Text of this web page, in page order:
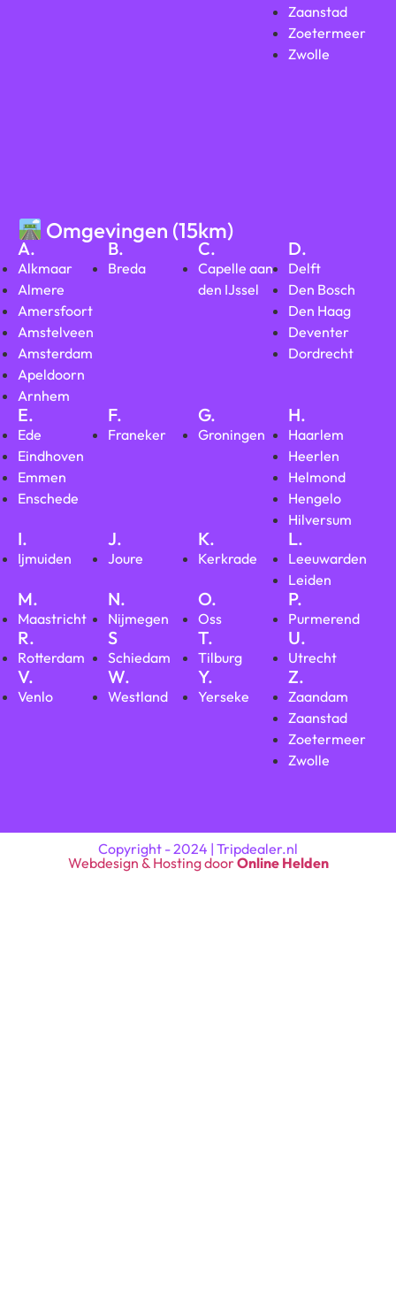
Zaanstad
Zoetermeer
Zwolle
Omgevingen (15km)
A.
Alkmaar
Almere
Amersfoort
Amstelveen
Amsterdam
Apeldoorn
Arnhem
B.
Breda
C.
Capelle aan
den IJssel
D.
Delft
Den Bosch
Den Haag
Deventer
Dordrecht
E.
Ede
Eindhoven
Emmen
Enschede
F.
Franeker
G.
Groningen
H.
Haarlem
Heerlen
Helmond
Hengelo
Hilversum
I.
Ijmuiden
J.
Joure
K.
Kerkrade
L.
Leeuwarden
Leiden
M.
Maastricht
N.
Nijmegen
O.
Oss
P.
Purmerend
R.
Rotterdam
S
Schiedam
T.
Tilburg
U.
Utrecht
V.
Venlo
W.
Westland
Y.
Yerseke
Z.
Zaandam
Zaanstad
Zoetermeer
Zwolle
Copyright - 2024 | Tripdealer.nl
Webdesign & Hosting doorOnline Helden